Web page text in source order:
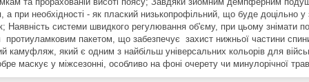
а при необхідності - як плаский низькопрофільний, що буде доцільно у
системи швидкого регулювання об'єму, при цьому знімати
пакетом, що забезпечує захист нижньої частини
камуфляж, який є одним з найбільш універсальних кольорів для
маскує у міжсезонні, особливо на фоні очерету чи минулорічної